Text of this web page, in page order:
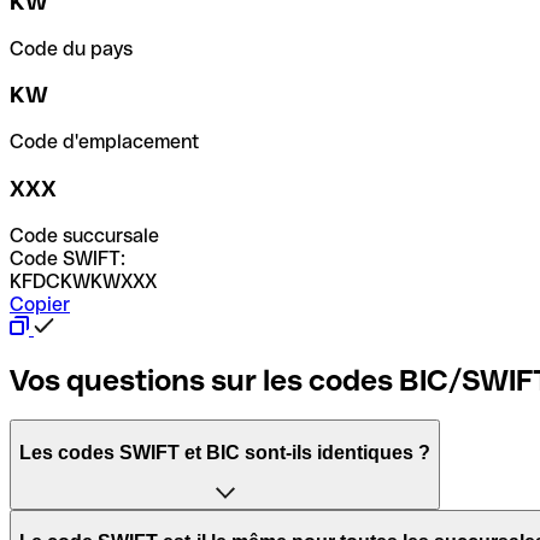
Code du pays
KW
Code d'emplacement
XXX
Code succursale
Code SWIFT:
KFDCKWKWXXX
Copier
Vos questions sur les codes BIC/
Les codes SWIFT et BIC sont-ils identiques ?